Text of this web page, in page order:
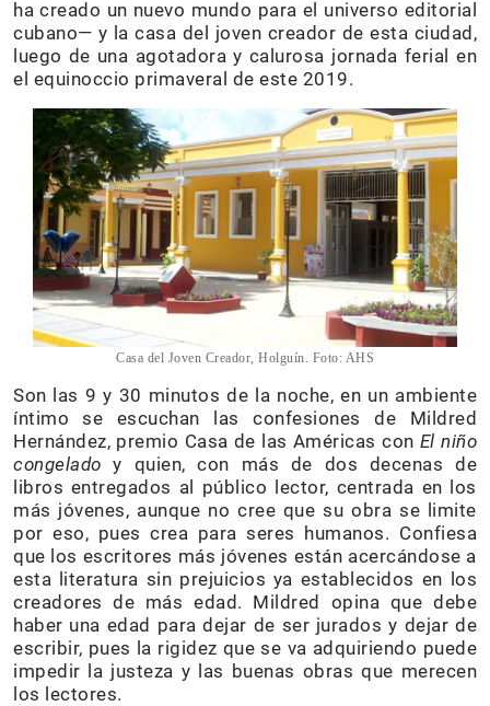
ha creado un nuevo mundo para el universo editorial
cubano— y la casa del joven creador de esta ciudad,
luego de una agotadora y calurosa jornada ferial en
el equinoccio primaveral de este 2019.
Casa del Joven Creador, Holguín. Foto: AHS
Son las 9 y 30 minutos de la noche, en un ambiente
íntimo se escuchan las confesiones de Mildred
Hernández, premio Casa de las Américas con El niño
congelado y quien, con más de dos decenas de
libros entregados al público lector, centrada en los
más jóvenes, aunque no cree que su obra se limite
por eso, pues crea para seres humanos. Confiesa
que los escritores más jóvenes están acercándose a
esta literatura sin prejuicios ya establecidos en los
creadores de más edad. Mildred opina que debe
haber una edad para dejar de ser jurados y dejar de
escribir, pues la rigidez que se va adquiriendo puede
impedir la justeza y las buenas obras que merecen
los lectores.